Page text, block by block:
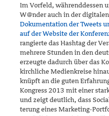
Im Vorfeld, währenddessen
W@nder auch in der
Dokumentation der Tweets
auf der Website der
rangierte das Hashtag der
mehrere Stunden in den
erzeugte dadurch über das
kirchliche Me­dien­kreise
knüpft an die guten
Kongress 2013 mit einer
und zeigt deutlich, dass
terung eines Marketing-